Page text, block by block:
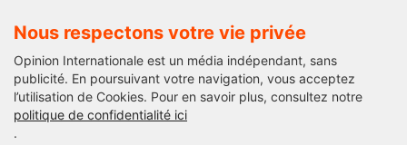
Nous respectons votre vie privée
Opinion Internationale est un média indépendant, sans
publicité. En poursuivant votre navigation, vous acceptez
l’utilisation de Cookies. Pour en savoir plus, consultez notre
politique de confidentialité ici
.
Edito